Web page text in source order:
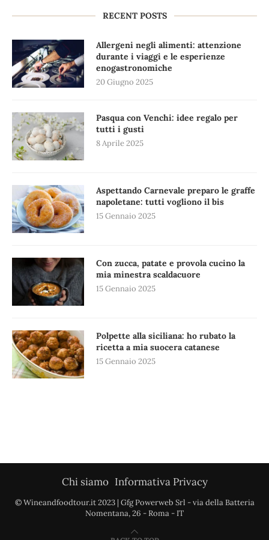
RECENT POSTS
Allergeni negli alimenti: attenzione
durante i viaggi e le esperienze
enogastronomiche
20 Giugno 2025
Pasqua con Venchi: idee regalo per
tutti i gusti
8 Aprile 2025
Aspettando Carnevale preparo le graffe
napoletane: tutti vogliono il bis
15 Gennaio 2025
Con zucca, patate e provola cucino la
mia minestra scaldacuore
15 Gennaio 2025
Polpette alla siciliana: ho rubato la
ricetta a mia suocera catanese
15 Gennaio 2025
Chi siamo Informativa Privacy
© Wineandfoodtour.it 2023 | Gfg Powerweb Srl - via della Batteria
Nomentana, 26 - Roma - IT